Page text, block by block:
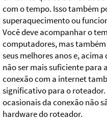
com o tempo. Isso também
superaquecimento ou
Você deve acompanhar o
computadores, mas
seus melhores anos e,
não ser mais suficiente para
conexão com a internet
significativo para o
ocasionais da conexão não
hardware do roteador.